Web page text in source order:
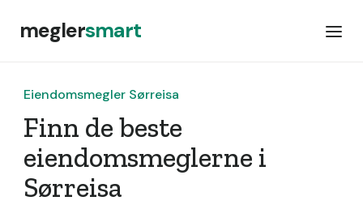
meglersmart
Eiendomsmegler Sørreisa
Finn de beste
eiendomsmeglerne i
Sørreisa